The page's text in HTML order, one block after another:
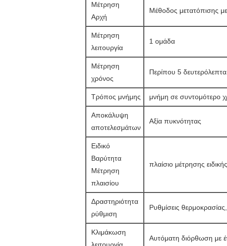
Μέτρηση
Αρχή
Μέθοδος μετατόπισης
Μέτρηση
λειτουργία
1 ομάδα
Μέτρηση
χρόνος
Περίπου 5 δευτερόλεπτα.
Τρόπος μνήμης μνήμη σε συντομότερο
Αποκάλυψη
αποτελεσμάτων
Αξία πυκνότητας
Ειδικό
Βαρύτητα
Μέτρηση
πλαισίου
πλαίσιο μέτρησης
Δραστηριότητα
ρύθμιση
Ρυθμίσεις
Κλιμάκωση
Αυτόματη διόρθωση με